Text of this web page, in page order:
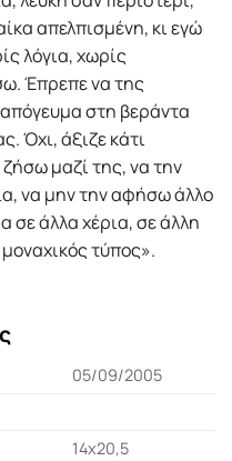
απελπισμένη, κι εγώ
λόγια, χωρίς
Έπρεπε να της
απόγευμα στη βεράντα
Όχι, άξιζε κάτι
μαζί της, να την
να μην την αφήσω άλλο
σε άλλα χέρια, σε άλλη
τύπος».
05/09/2005
14χ20,5